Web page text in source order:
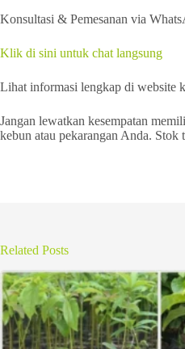
Konsultasi & Pemesanan via
Klik di sini untuk chat langsung
Lihat informasi lengkap di website
Jangan lewatkan kesempatan
kebun atau pekarangan Anda. Stok
Related Posts